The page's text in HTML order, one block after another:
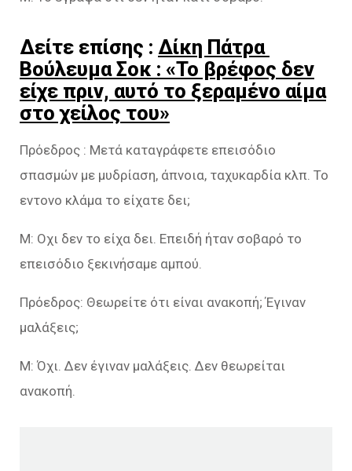
Δείτε επίσης : Δίκη Πάτρα
Βούλευμα Σοκ : «Το βρέφος δεν
είχε πριν, αυτό το ξεραμένο αίμα
στο χείλος του»
Πρόεδρος : Μετά καταγράφετε επεισόδιο
σπασμών με μυδρίαση, άπνοια, ταχυκαρδία κλπ. Το
εντονο κλάμα το είχατε δει;
Μ: Οχι δεν το είχα δει. Επειδή ήταν σοβαρό το
επεισόδιο ξεκινήσαμε αμπού.
Πρόεδρος: Θεωρείτε ότι είναι ανακοπή; Έγιναν
μαλάξεις;
Μ: Όχι. Δεν έγιναν μαλάξεις. Δεν θεωρείται
ανακοπή.